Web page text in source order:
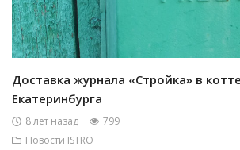
Доставка журнала «Стройка» в
Екатеринбурга
8 лет назад
799
Новости ISTRO